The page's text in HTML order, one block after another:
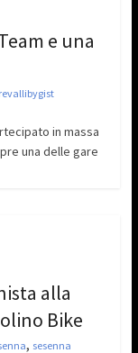
e una
in massa
una delle gare
alla
Bike
, sesenna